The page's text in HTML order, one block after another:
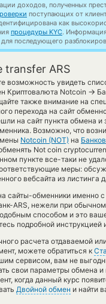
доходов, полученных
поступающих от
как
процедуры KYC.
последующего
transfer ARS
возможность увидеть
Криптовалюта Notcoin →
также внимание на
перехода на сайт
на сайт пункта обмена
Возможно, что
Notcoin (NOT) на
Not coin
пункте все-таки не
меры:
вебсайта из листинга
сайты-обменники именно
ARS, нежели при
способом и это
подробной инструкцией
расчета отдаваемой
можете обратиться к
сервисом, вам не
свои параметры обмена
когда данный курс
Двойной обмен и найти